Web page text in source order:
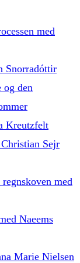
med
Snorradóttir
og den
Kreutzfelt
Sejr
med
Naeems
Marie Nielsen